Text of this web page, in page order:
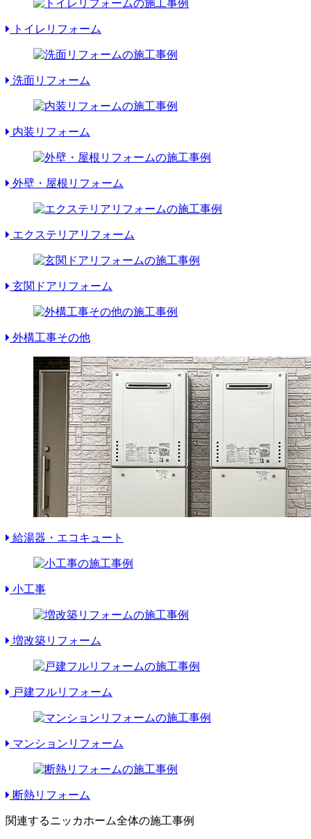
トイレリフォーム
洗面リフォーム
内装リフォーム
外壁・屋根リフォーム
エクステリアリフォーム
玄関ドアリフォーム
外構工事その他
給湯器・エコキュート
小工事
増改築リフォーム
戸建フルリフォーム
マンションリフォーム
断熱リフォーム
関連するニッカホーム全体の施工事例